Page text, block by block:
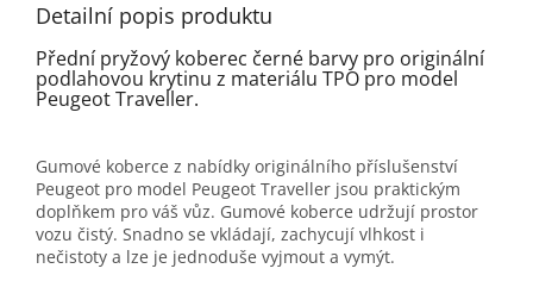
Detailní popis produktu
Přední pryžový koberec černé barvy pro originální
podlahovou krytinu z materiálu TPO pro model
Peugeot Traveller.
Gumové koberce z nabídky originálního příslušenství
Peugeot pro model Peugeot Traveller jsou praktickým
doplňkem pro váš vůz. Gumové koberce udržují prostor
vozu čistý. Snadno se vkládají, zachycují vlhkost i
nečistoty a lze je jednoduše vyjmout a vymýt.